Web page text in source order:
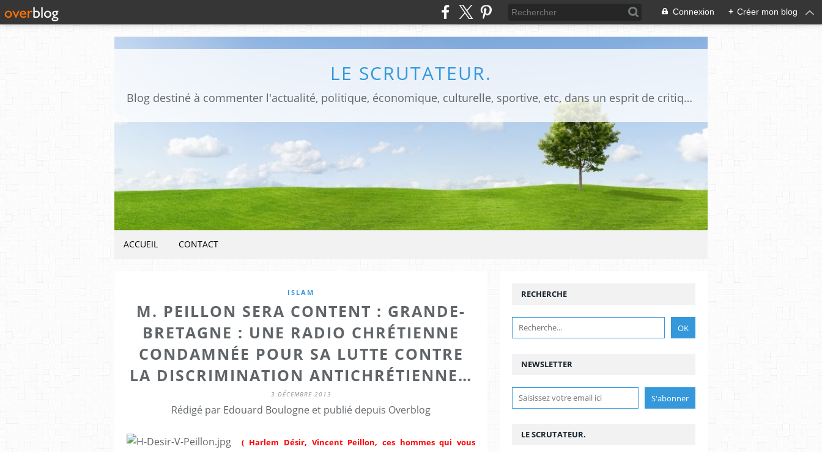
Connexion + Créer mon blog
LE SCRUTATEUR.
Blog destiné à commenter l'actualité, politique, économique, culturelle, sportive, etc, dans un esprit de critique philosophique, d'esprit chrétien et français.La collaboration des lecteurs est souhaitée, de même que la courtoisie, et l'esprit de tolérance.
ACCUEIL CONTACT
ISLAM
M. PEILLON SERA CONTENT : GRANDE-
BRETAGNE : UNE RADIO CHRÉTIENNE
CONDAMNÉE POUR SA LUTTE CONTRE
LA DISCRIMINATION ANTICHRÉTIENNE…
3 DÉCEMBRE 2013
Rédigé par Edouard Boulogne et publié depuis Overblog
( Harlem Désir, Vincent Peillon, ces hommes qui vous
NEWSLETTER
RECHERCHE
LE SCRUTATEUR.